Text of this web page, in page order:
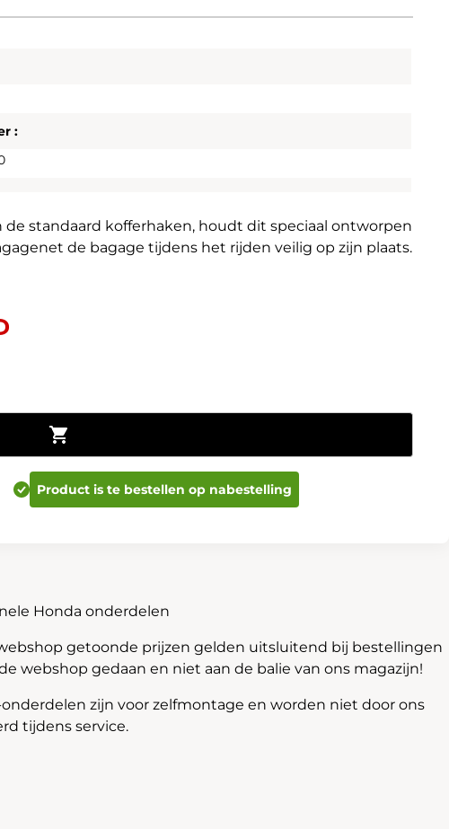
:
de standaard kofferhaken, houdt dit speciaal ontworpen
de bagage tijdens het rijden veilig op zijn plaats.
Toevoegen aan winkelwagen
Product is te bestellen op nabestelling
Honda onderdelen
getoonde prijzen gelden uitsluitend bij bestellingen
webshop gedaan en niet aan de balie van ons magazijn!
zijn voor zelfmontage en worden niet door ons
tijdens service.